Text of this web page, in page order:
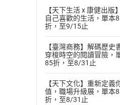
【天下生活 x 康健出版
自己喜歡的生活，單本
折，至9/15止
【臺灣商務】解碼歷史
穿梭時空的閱讀冒險，
85折，至8/31止
【天下文化】重新定義
值，職場升級展，單本
折，至8/31止